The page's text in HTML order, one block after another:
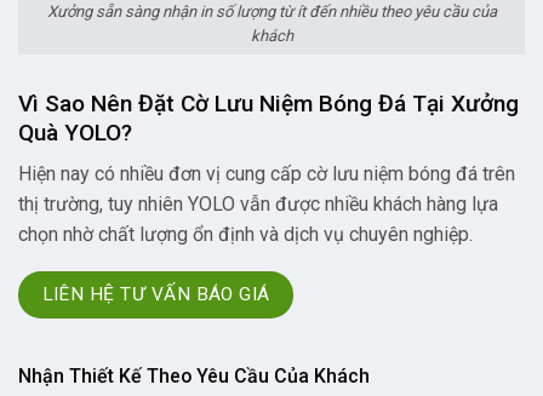
Xưởng sẵn sàng nhận in số lượng từ ít đến nhiều theo yêu cầu của
khách
Vì Sao Nên Đặt Cờ Lưu Niệm Bóng Đá Tại Xưởng
Quà YOLO?
Hiện nay có nhiều đơn vị cung cấp cờ lưu niệm bóng đá trên
thị trường, tuy nhiên YOLO vẫn được nhiều khách hàng lựa
chọn nhờ chất lượng ổn định và dịch vụ chuyên nghiệp.
LIÊN HỆ TƯ VẤN BÁO GIÁ
Nhận Thiết Kế Theo Yêu Cầu Của Khách